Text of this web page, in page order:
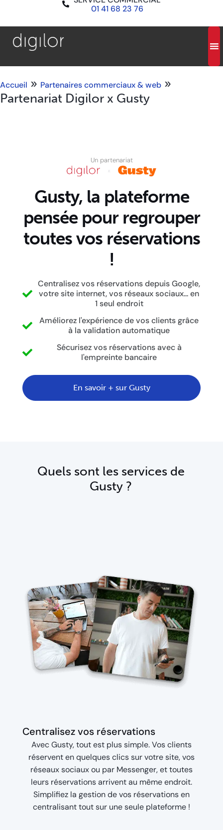
01 41 68 23 76
Accueil » Partenaires commerciaux & web »
Partenariat Digilor x Gusty
Un partenariat
Gusty, la plateforme
pensée pour regrouper
toutes vos réservations
!
Centralisez vos réservations depuis Google,
votre site internet, vos réseaux sociaux... en
1 seul endroit
Améliorez l'expérience de vos clients grâce
à la validation automatique
Sécurisez vos réservations avec à
l'empreinte bancaire
En savoir + sur Gusty
Quels sont les services de
Gusty ?
Centralisez vos réservations
Avec Gusty, tout est plus simple. Vos clients
réservent en quelques clics sur votre site, vos
réseaux sociaux ou par Messenger, et toutes
leurs réservations arrivent au même endroit.
Simplifiez la gestion de vos réservations en
centralisant tout sur une seule plateforme !